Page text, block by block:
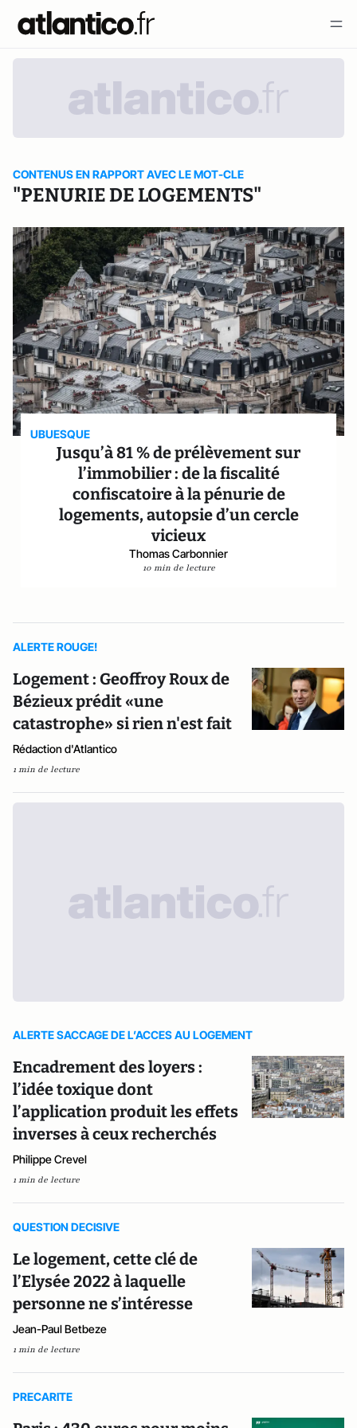
CONTENUS EN RAPPORT AVEC LE MOT-CLE
"PENURIE DE LOGEMENTS"
UBUESQUE
Jusqu’à 81 % de prélèvement sur
l’immobilier : de la fiscalité
confiscatoire à la pénurie de
logements, autopsie d’un cercle
vicieux
Thomas Carbonnier
10 min de lecture
ALERTE ROUGE!
Logement : Geoffroy Roux de
Bézieux prédit «une
catastrophe» si rien n'est fait
Rédaction d'Atlantico
1 min de lecture
ALERTE SACCAGE DE L’ACCES AU LOGEMENT
Encadrement des loyers :
l’idée toxique dont
l’application produit les effets
inverses à ceux recherchés
Philippe Crevel
1 min de lecture
QUESTION DECISIVE
Le logement, cette clé de
l’Elysée 2022 à laquelle
personne ne s’intéresse
Jean-Paul Betbeze
1 min de lecture
PRECARITE